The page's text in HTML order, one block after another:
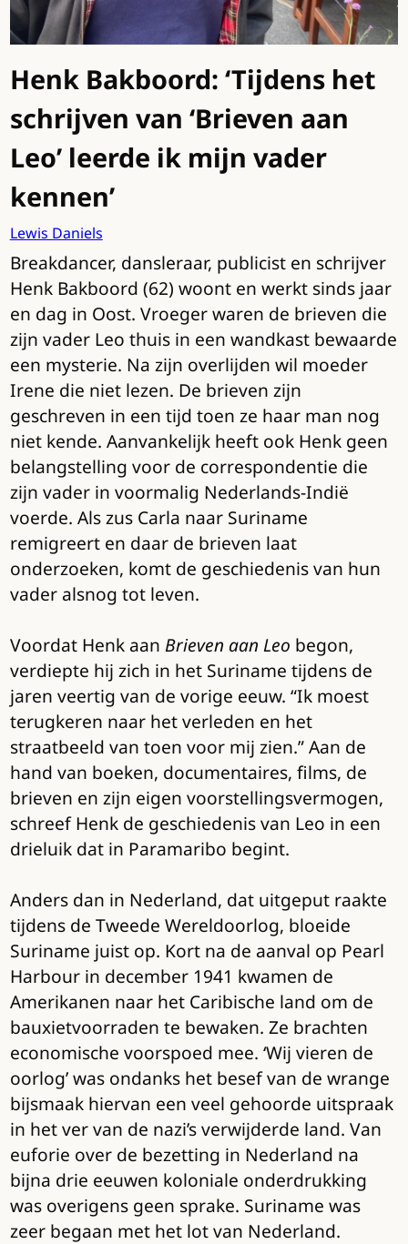
Henk Bakboord: ‘Tijdens het
schrijven van ‘Brieven aan
Leo’ leerde ik mijn vader
kennen’
Lewis Daniels
Breakdancer, dansleraar, publicist en schrijver
Henk Bakboord (62) woont en werkt sinds jaar
en dag in Oost. Vroeger waren de brieven die
zijn vader Leo thuis in een wandkast bewaarde
een mysterie. Na zijn overlijden wil moeder
Irene die niet lezen. De brieven zijn
geschreven in een tijd toen ze haar man nog
niet kende. Aanvankelijk heeft ook Henk geen
belangstelling voor de correspondentie die
zijn vader in voormalig Nederlands-Indië
voerde. Als zus Carla naar Suriname
remigreert en daar de brieven laat
onderzoeken, komt de geschiedenis van hun
vader alsnog tot leven.
Voordat Henk aan Brieven aan Leo begon,
verdiepte hij zich in het Suriname tijdens de
jaren veertig van de vorige eeuw. “Ik moest
terugkeren naar het verleden en het
straatbeeld van toen voor mij zien.” Aan de
hand van boeken, documentaires, films, de
brieven en zijn eigen voorstellingsvermogen,
schreef Henk de geschiedenis van Leo in een
drieluik dat in Paramaribo begint.
Anders dan in Nederland, dat uitgeput raakte
tijdens de Tweede Wereldoorlog, bloeide
Suriname juist op. Kort na de aanval op Pearl
Harbour in december 1941 kwamen de
Amerikanen naar het Caribische land om de
bauxietvoorraden te bewaken. Ze brachten
economische voorspoed mee. ‘Wij vieren de
oorlog’ was ondanks het besef van de wrange
bijsmaak hiervan een veel gehoorde uitspraak
in het ver van de nazi’s verwijderde land. Van
euforie over de bezetting in Nederland na
bijna drie eeuwen koloniale onderdrukking
was overigens geen sprake. Suriname was
zeer begaan met het lot van Nederland.